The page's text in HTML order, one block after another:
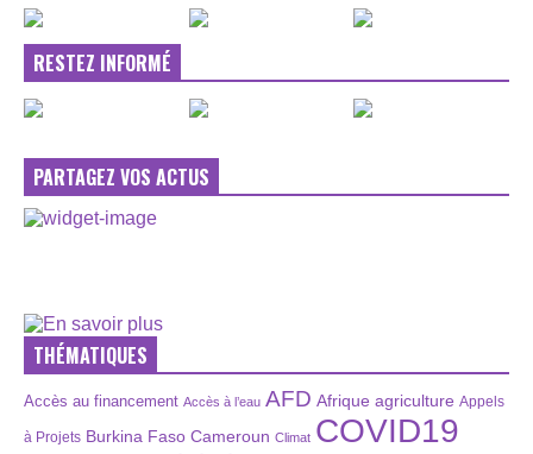
RESTEZ INFORMÉ
PARTAGEZ VOS ACTUS
THÉMATIQUES
Accès au financement Accès à l’eau AFD Afrique agriculture Appels
à Projets Burkina Faso Cameroun Climat COVID19